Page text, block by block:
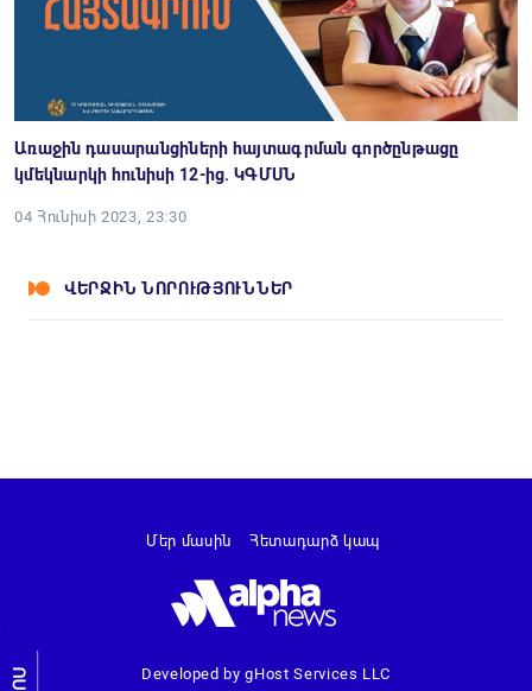
Առաջին դասարանցիների հայտագրման գործընթացը
կմեկնարկի հունիսի 12-ից. ԿԳՄՍՆ
04 Հունիսի 2023, 23:30
ՎԵՐՋԻՆ ՆՈՐՈՒԹՅՈՒՆՆԵՐ
Developed by gHost Services LLC
Մեր մասին Հետադարձ կապ